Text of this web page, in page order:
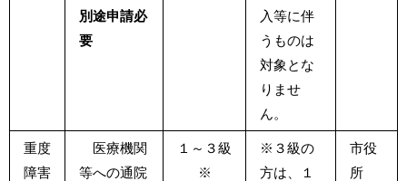
別途申請必
要
入等に伴
うものは
対象とな
りませ
ん。
重度
障害
医療機関
等への通院
１～３級
※
※３級の
方は、１
市役
所